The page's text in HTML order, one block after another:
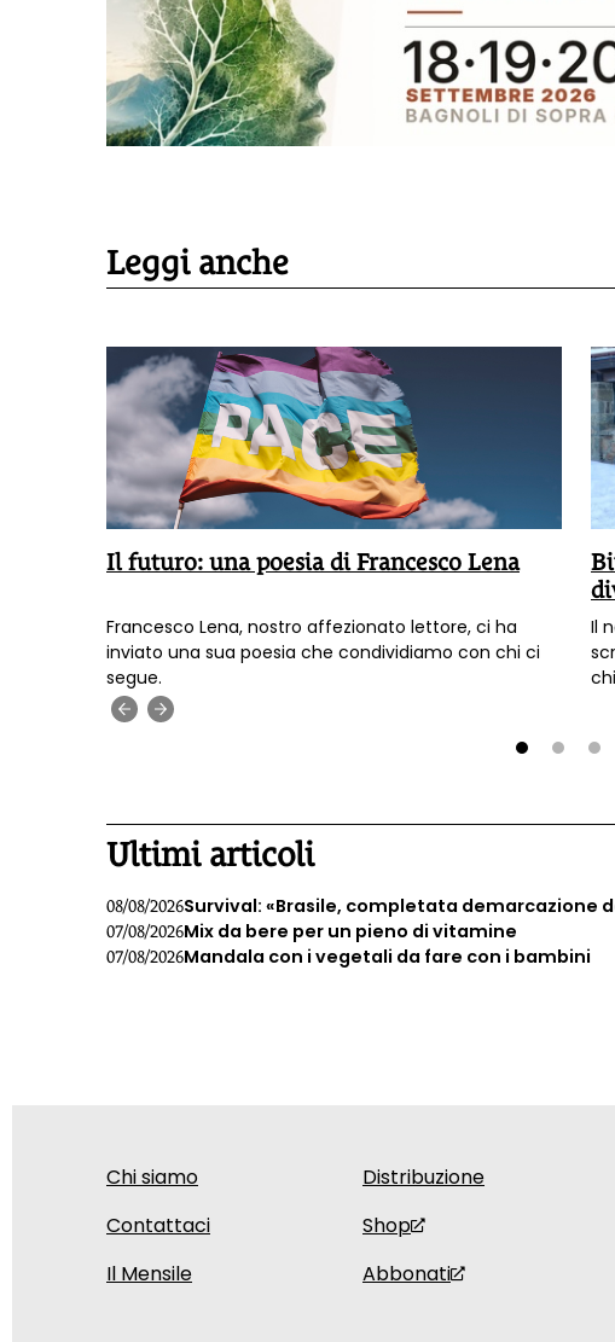
Leggi anche
Il futuro: una poesia di Francesco Lena
Francesco Lena, nostro affezionato lettore, ci ha
inviato una sua poesia che condividiamo con chi ci
segue.
Il
Ultimi articoli
08/08/2026Survival: «Brasile, completata demarcazione
07/08/2026Mix da bere per un pieno di vitamine
07/08/2026Mandala con i vegetali da fare con i bambini
Chi siamo
Contattaci
Il Mensile
Distribuzione
Shop
Abbonati